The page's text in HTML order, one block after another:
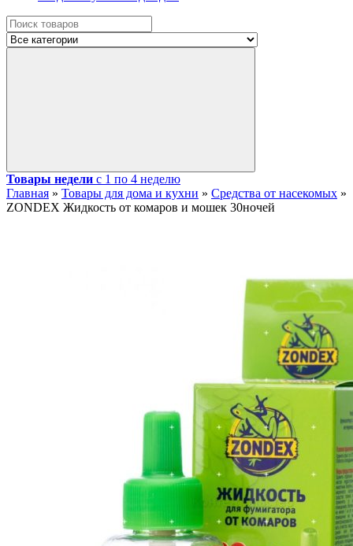
Товары недели с 1 по 4 неделю
Главная » Товары для дома и кухни » Средства от насекомых »
ZONDEX Жидкость от комаров и мошек 30ночей